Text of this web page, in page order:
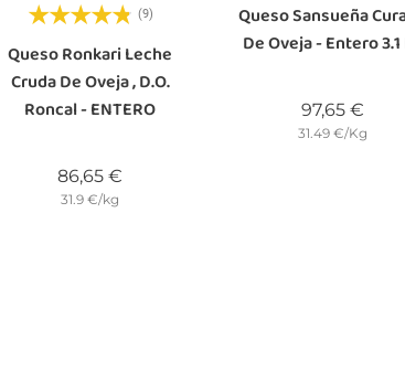
(9)
Queso Ronkari Leche
Cruda De Oveja , D.O.
Roncal - ENTERO
86,65 €
31.9 €/kg
Queso Sansueña
De Oveja - Entero 3.1
97,65 €
31.49 €/Kg